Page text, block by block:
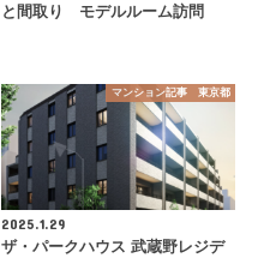
と間取り モデルルーム訪問
マンション記事 東京都
2025.1.29
ザ・パークハウス 武蔵野レジデ